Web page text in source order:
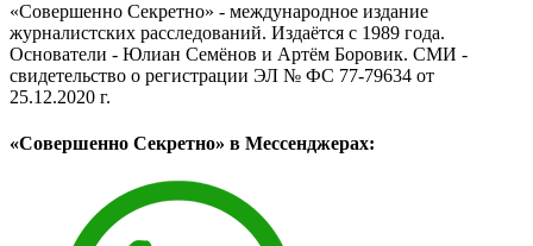
«Совершенно Секретно» - международное издание
журналистских расследований. Издаётся с 1989 года.
Основатели - Юлиан Семёнов и Артём Боровик. CМИ -
свидетельство о регистрации ЭЛ № ФС 77-79634 от
25.12.2020 г.
«Совершенно Секретно» в Мессенджерах: